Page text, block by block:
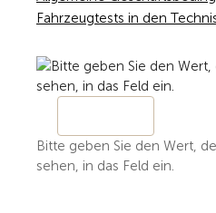
Fahrzeugtests in den
Bitte geben Sie den Wert,
sehen, in das Feld ein.